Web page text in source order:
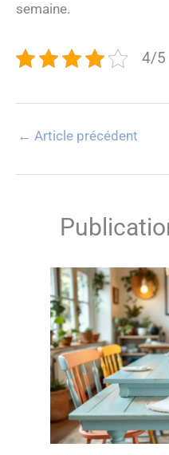
semaine.
4/5
← Article précédent